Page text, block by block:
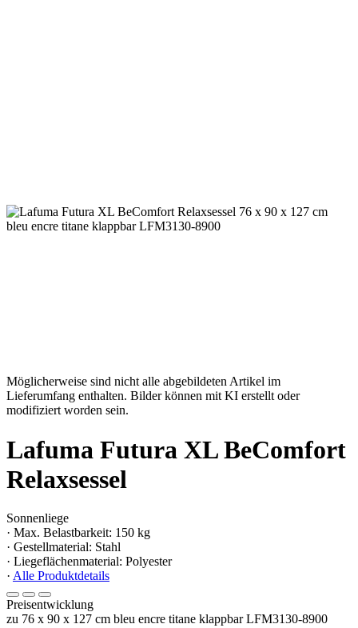
Möglicherweise sind nicht alle abgebildeten Artikel im
Lieferumfang enthalten. Bilder können mit KI erstellt oder
modifiziert worden sein.
Lafuma Futura XL BeComfort
Relaxsessel
Sonnenliege
· Max. Belastbarkeit: 150 kg
· Gestellmaterial: Stahl
· Liegeflächenmaterial: Polyester
· Alle Produktdetails
Preisentwicklung
zu 76 x 90 x 127 cm bleu encre titane klappbar LFM3130-8900